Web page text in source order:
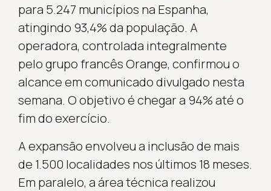
para 5.247 municípios na Espanha,
atingindo 93,4% da população. A
operadora, controlada integralmente
pelo grupo francês Orange, confirmou o
alcance em comunicado divulgado nesta
semana. O objetivo é chegar a 94% até o
fim do exercício.
A expansão envolveu a inclusão de mais
de 1.500 localidades nos últimos 18 meses.
Em paralelo, a área técnica realizou